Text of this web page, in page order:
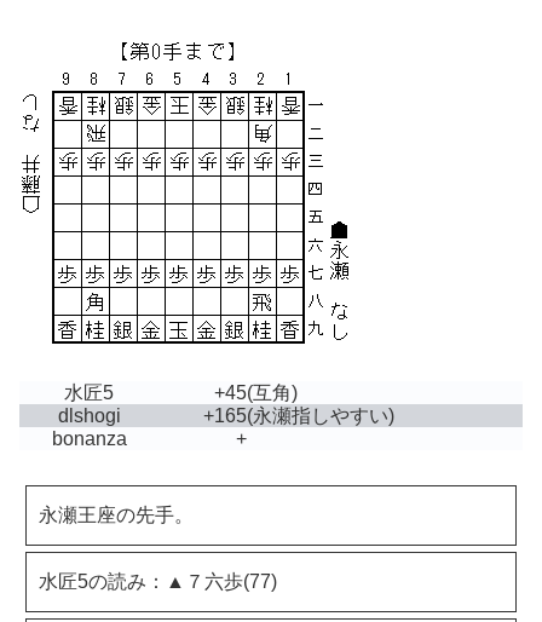
水匠5 +45(互角)
dlshogi
+165(永瀬指しやすい)
bonanza
+
永瀬王座の先手。
水匠5の読み：▲７六歩(77)